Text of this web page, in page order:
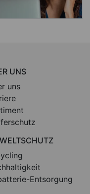
UNS
uns
Entsorgung